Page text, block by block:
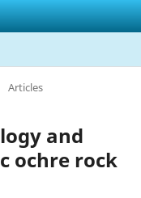
Articles
and
ochre rock